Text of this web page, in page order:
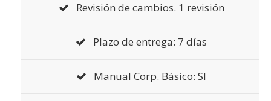
Revisión de cambios. 1 revisión
Plazo de entrega: 7 días
Manual Corp. Básico: SI